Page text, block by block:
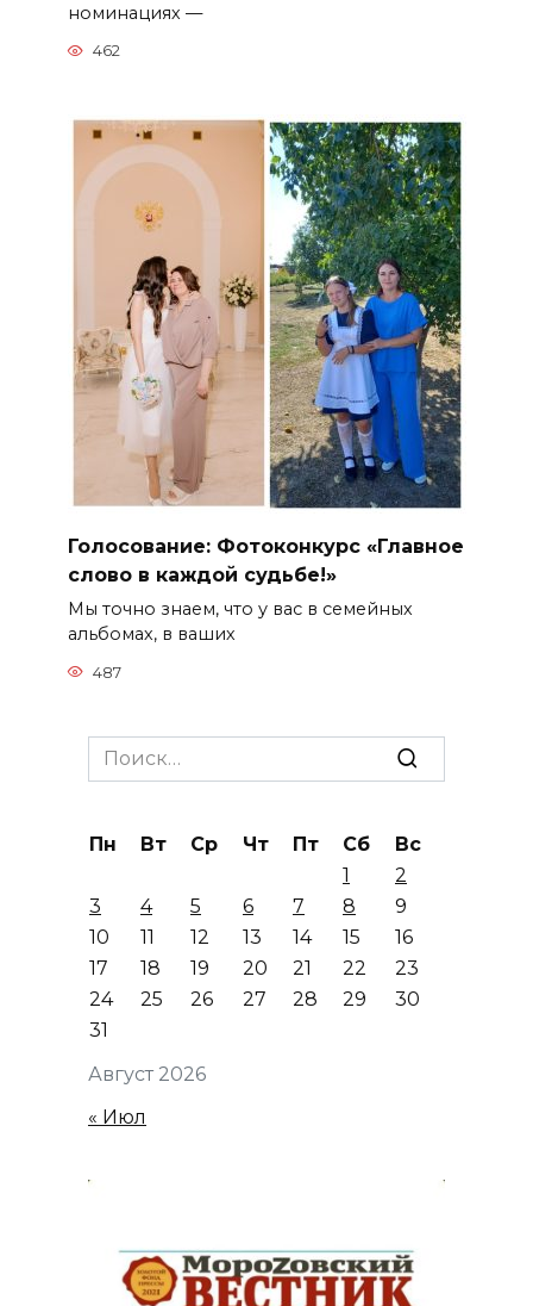
номинациях —
462
Голосование: Фотоконкурс «Главное
слово в каждой судьбе!»
Мы точно знаем, что у вас в семейных
альбомах, в ваших
487
Search
for:
Август 2026
Пн Вт Ср Чт Пт Сб
Вс
1
2
3
4 5 6 7 8
9
10
11 12 13 14 15
16
17
18 19 20 21 22
23
24
25 26 27 28 29
30
31
« Июл